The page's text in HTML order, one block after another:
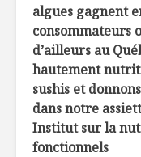
algues gagnent
consommateurs
d’ailleurs au
hautement
sushis et
dans notre
Institut sur la
fonctionnels